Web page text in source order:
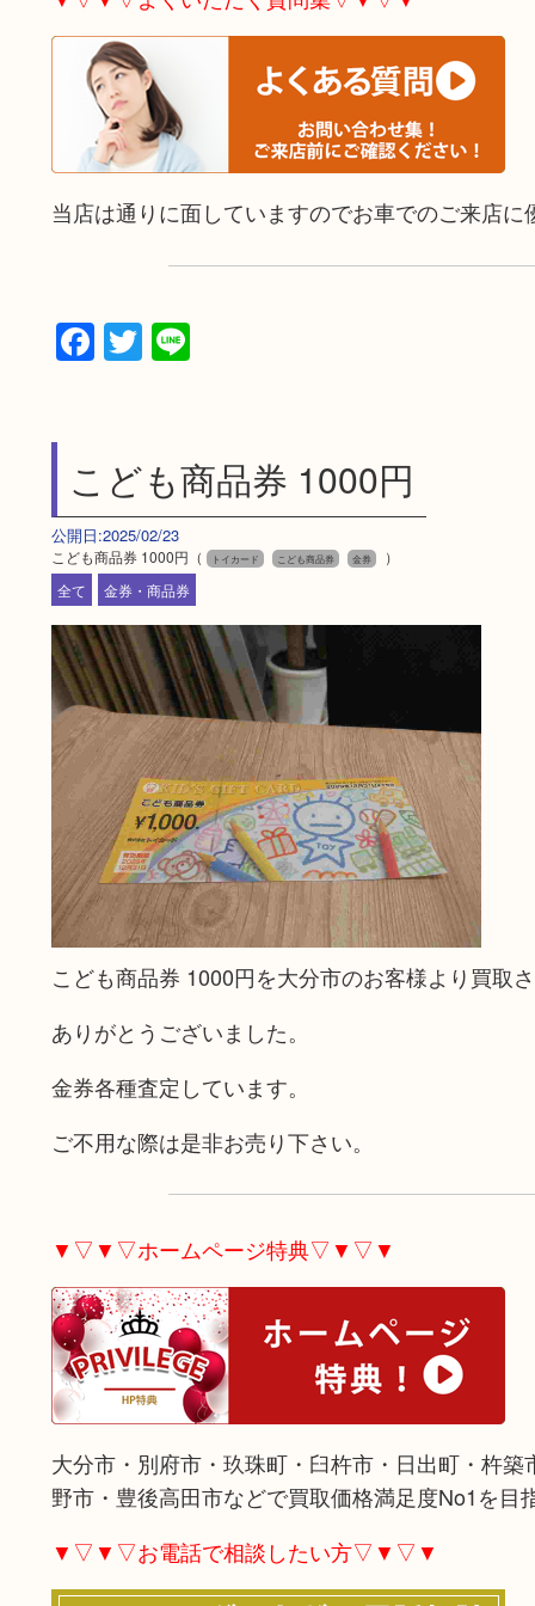
当店は通りに面していますのでお車でのご来店に
Facebook
Twitter
Line
こども商品券 1000円
公開日:2025/02/23
こども商品券 1000円（ トイカード こども商品券 金券
）
全て
金券・商品券
こども商品券 1000円を大分市のお客様より買取
ありがとうございました。
金券各種査定しています。
ご不用な際は是非お売り下さい。
▼▽▼▽ホームページ特典▽▼▽▼
大分市・別府市・玖珠町・臼杵市・日出町・杵
野市・豊後高田市などで買取価格満足度No1を目
▼▽▼▽お電話で相談したい方▽▼▽▼